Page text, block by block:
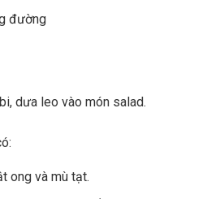
đường
dưa leo vào món salad.
ong và mù tạt.